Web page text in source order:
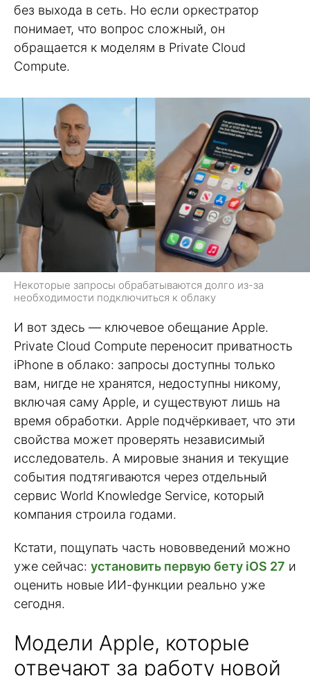
без выхода в сеть. Но если оркестратор
понимает, что вопрос сложный, он
обращается к моделям в Private Cloud
Compute.
Некоторые запросы обрабатываются долго из-за
необходимости подключиться к облаку
И вот здесь — ключевое обещание Apple.
Private Cloud Compute переносит приватность
iPhone в облако: запросы доступны только
вам, нигде не хранятся, недоступны никому,
включая саму Apple, и существуют лишь на
время обработки. Apple подчёркивает, что эти
свойства может проверять независимый
исследователь. А мировые знания и текущие
события подтягиваются через отдельный
сервис World Knowledge Service, который
компания строила годами.
Кстати, пощупать часть нововведений можно
уже сейчас: установить первую бету iOS 27 и
оценить новые ИИ-функции реально уже
сегодня.
Модели Apple, которые
отвечают за работу новой